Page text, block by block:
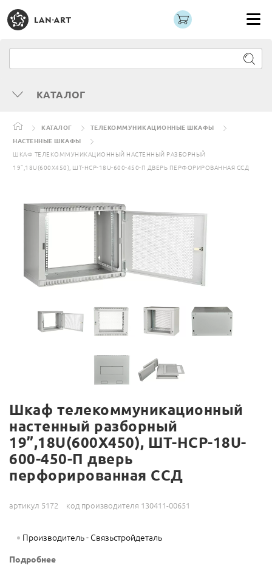
КАТАЛОГ
КАТАЛОГ
ТЕЛЕКОММУНИКАЦИОННЫЕ ШКАФЫ
НАСТЕННЫЕ ШКАФЫ
ШКАФ ТЕЛЕКОММУНИКАЦИОННЫЙ НАСТЕННЫЙ РАЗБОРНЫЙ
19”,18U(600X450), ШТ-НСР-18U-600-450-П ДВЕРЬ ПЕРФОРИРОВАННАЯ ССД
Шкаф телекоммуникационный
настенный разборный
19”,18U(600X450), ШТ-НСР-18U-
600-450-П дверь
перфорированная ССД
артикул 5172 код производителя 130411-00651
Производитель - Связьстройдеталь
Подробнее